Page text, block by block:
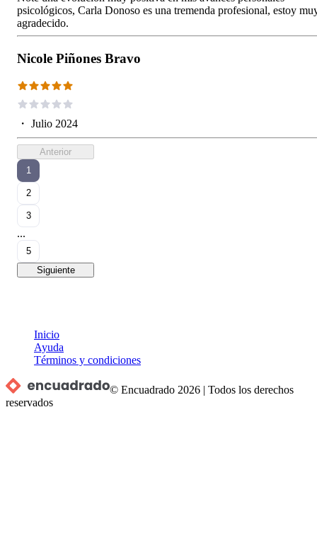
psicológicos, Carla Donoso es una tremenda profesional, estoy
agradecido.
Nicole Piñones Bravo
・ Julio 2024
Anterior
1
2
3
...
5
Siguiente
Inicio
Ayuda
Términos y condiciones
© Encuadrado 2026 |Todos los derechos
reservados